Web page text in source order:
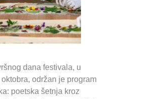
dana festivala, u
održan je program
poetska šetnja kroz